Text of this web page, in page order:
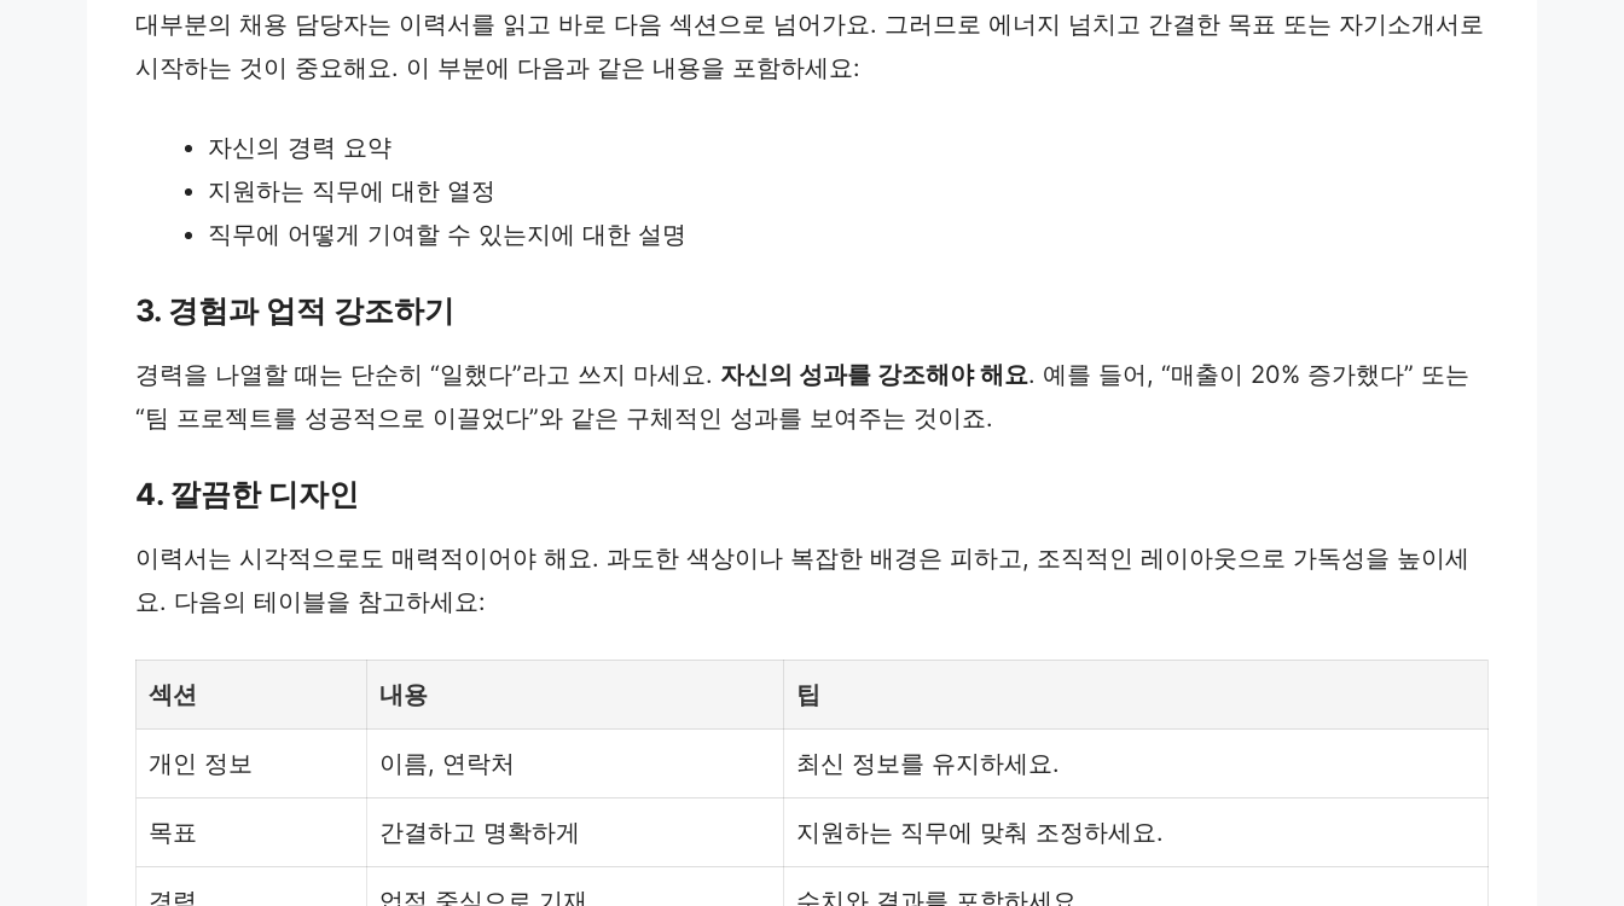
대부분의 채용 담당자는 이력서를 읽고 바로 다음 섹션으로 넘어가요. 그러므로 에너지 넘치고 간결한 목표 또는 자기소개서로
시작하는 것이 중요해요. 이 부분에 다음과 같은 내용을 포함하세요:
자신의 경력 요약
지원하는 직무에 대한 열정
직무에 어떻게 기여할 수 있는지에 대한 설명
3. 경험과 업적 강조하기
경력을 나열할 때는 단순히 “일했다”라고 쓰지 마세요. 자신의 성과를 강조해야 해요. 예를 들어, “매출이 20% 증가했다” 또는
“팀 프로젝트를 성공적으로 이끌었다”와 같은 구체적인 성과를 보여주는 것이죠.
4. 깔끔한 디자인
이력서는 시각적으로도 매력적이어야 해요. 과도한 색상이나 복잡한 배경은 피하고, 조직적인 레이아웃으로 가독성을 높이세
요. 다음의 테이블을 참고하세요:
섹션 내용 팁
개인 정보 이름, 연락처 최신 정보를 유지하세요.
목표 간결하고 명확하게 지원하는 직무에 맞춰 조정하세요.